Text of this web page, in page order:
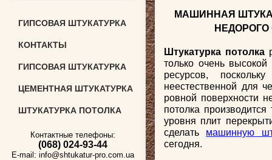
ГИПСОВАЯ ШТУКАТУРКА
КОНТАКТЫ
ГИПСОВАЯ ШТУКАТУРКА
ЦЕМЕНТНАЯ ШТУКАТУРКА
ШТУКАТУРКА ПОТОЛКА
Контактные телефоны:
(068) 024-93-44
E-mail: info@shtukatur-pro.com.ua
МАШИННАЯ
Штукатурка потолка
только очень
ресурсов,
неестественной для
ровной поверхности
потолка
уровня плит
сделать машинную
сегодня.